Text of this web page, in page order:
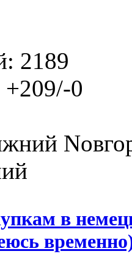
2189
+209/-0
в